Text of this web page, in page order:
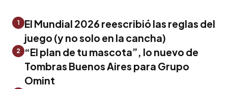
1
El Mundial 2026 reescribió las reglas del
juego (y no solo en la cancha)
2
“El plan de tu mascota”, lo nuevo de
Tombras Buenos Aires para Grupo
Omint